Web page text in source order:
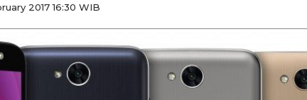
2017 16:30 WIB